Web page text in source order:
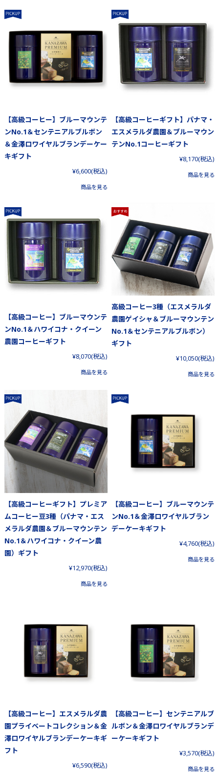
【高級コーヒー】ブルーマウンテ
ンNo.1＆センテニアルブルボン
＆金澤ロワイヤルブランデーケー
キギフト
¥6,600(税込)
商品を見る
【高級コーヒーギフト】パナマ・
エスメラルダ農園＆ブルーマウン
テンNo.1コーヒーギフト
¥8,170(税込)
商品を見る
【高級コーヒー】ブルーマウンテ
ンNo.1＆ハワイコナ・クイーン
農園コーヒーギフト
¥8,070(税込)
商品を見る
高級コーヒー3種（エスメラルダ
農園ゲイシャ＆ブルーマウンテン
No.1＆センテニアルブルボン）
ギフト
¥10,050(税込)
商品を見る
【高級コーヒーギフト】プレミア
ムコーヒー豆3種（パナマ・エス
メラルダ農園＆ブルーマウンテン
No.1＆ハワイコナ・クイーン農
園）ギフト
¥12,970(税込)
商品を見る
【高級コーヒー】ブルーマウンテ
ンNo.1＆金澤ロワイヤルブラン
デーケーキギフト
¥4,760(税込)
商品を見る
【高級コーヒー】エスメラルダ農
園プライベートコレクション＆金
澤ロワイヤルブランデーケーキギ
フト
¥6,590(税込)
【高級コーヒー】センテニアルブ
ルボン＆金澤ロワイヤルブランデ
ーケーキギフト
¥3,570(税込)
商品を見る